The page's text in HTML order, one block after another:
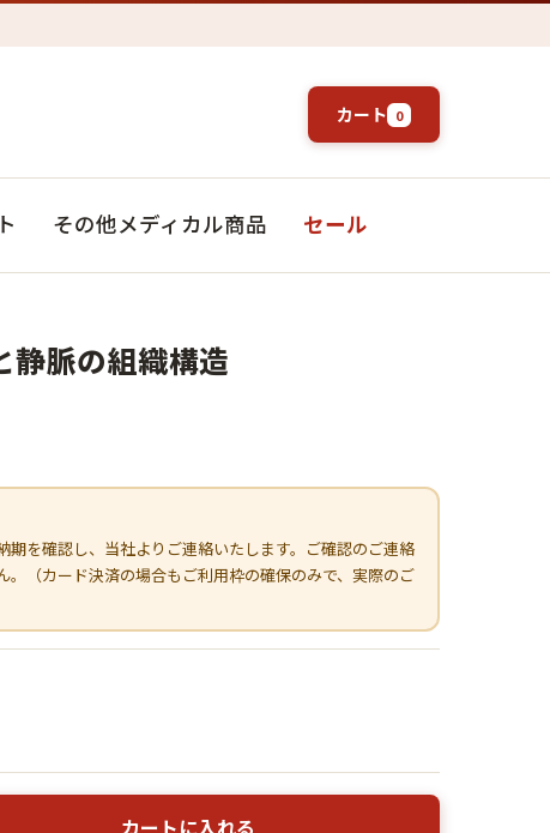
カート 0
その他メディカル商品 セール
脈の組織構造
期を確認し、当社よりご連絡いたします。ご確認のご連絡
。（カード決済の場合もご利用枠の確保のみで、実際のご
カートに入れる